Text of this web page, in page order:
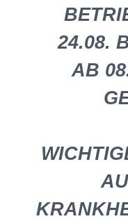
24.08.
AB